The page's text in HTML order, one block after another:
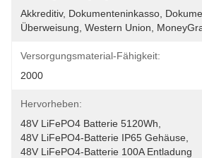
Akkreditiv, Dokumenteninkasso,
Überweisung, Western Union,
Versorgungsmaterial-Fähigkeit:
2000
Hervorheben:
48V LiFePO4 Batterie 5120Wh
48V LiFePO4-Batterie IP65 Gehäuse
48V LiFePO4-Batterie 100A Entladung